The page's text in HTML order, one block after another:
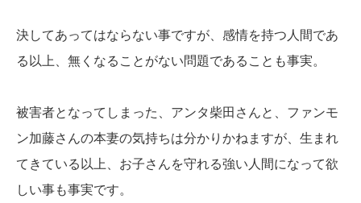
決してあってはならない事ですが、感情を持つ人間であ
る以上、無くなることがない問題であることも事実。
被害者となってしまった、アンタ柴田さんと、ファンモ
ン加藤さんの本妻の気持ちは分かりかねますが、生まれ
てきている以上、お子さんを守れる強い人間になって欲
しい事も事実です。